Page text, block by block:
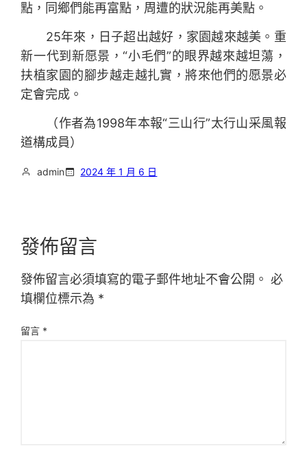
點，同鄉們能再富點，周遭的狀況能再美點。
25年來，日子超出越好，家園越來越美。重
新一代到新愿景，“小毛們”的眼界越來越坦蕩，
扶植家園的腳步越走越扎實，將來他們的愿景必
定會完成。
（作者為1998年本報“三山行”太行山采風報
道構成員）
admin 2024 年 1 月 6 日
發佈留言
發佈留言必須填寫的電子郵件地址不會公開。 必
填欄位標示為 *
留言 *